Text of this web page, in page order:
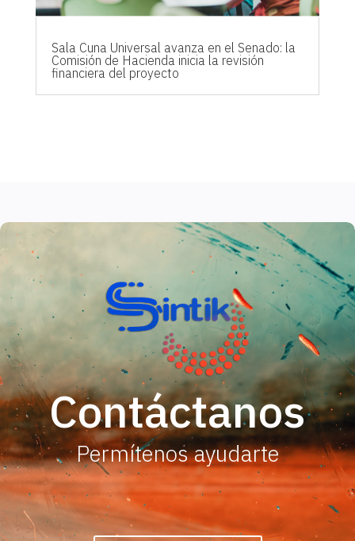
Sala Cuna Universal avanza en el Senado: la
Comisión de Hacienda inicia la revisión
financiera del proyecto
Contáctanos
Permítenos ayudarte